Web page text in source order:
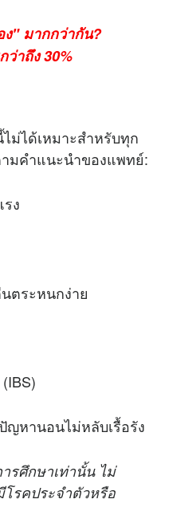
" มากกว่ากัน?
าถึง 30%
ม่ได้เหมาะสำหรับทุก
มคำแนะนำของแพทย์:
ง
ตระหนกง่าย
ญหานอนไม่หลับเรื้อรัง
รศึกษาเท่านั้น ไม่
รคประจำตัวหรือ